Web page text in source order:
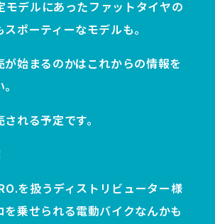
モデルにあったファットタイヤの
ポーティーなモデルも。
が始まるのかはこれからの情報を
れる予定です。
を扱うディストリビューター様
を乗せられる電動バイクなんかも